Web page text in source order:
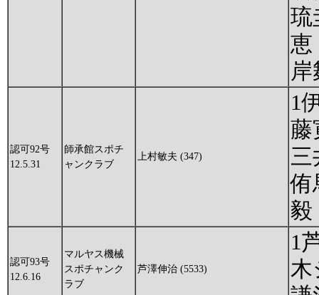
琉
恵
岸
認可92号
12.5.31
師承館スポチ
ャンクラブ
上村敏夫 (347)
1
藤
三
侑
毅
認可93号
12.6.16
マルヤス機械
スポチャンク
ラブ
芦澤伸治 (5533)
1
木